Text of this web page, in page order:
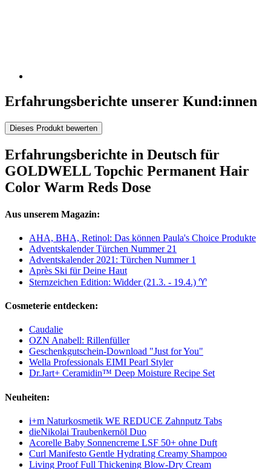
Erfahrungsberichte unserer Kund:innen
Dieses Produkt bewerten
Erfahrungsberichte in Deutsch für
GOLDWELL Topchic Permanent Hair
Color Warm Reds Dose
Aus unserem Magazin:
AHA, BHA, Retinol: Das können Paula's Choice Produkte
Adventskalender Türchen Nummer 21
Adventskalender 2021: Türchen Nummer 1
Après Ski für Deine Haut
Sternzeichen Edition: Widder (21.3. - 19.4.) ♈︎
Cosmeterie entdecken:
Caudalie
OZN Anabell: Rillenfüller
Geschenkgutschein-Download "Just for You"
Wella Professionals EIMI Pearl Styler
Dr.Jart+ Ceramidin™ Deep Moisture Recipe Set
Neuheiten:
i+m Naturkosmetik WE REDUCE Zahnputz Tabs
dieNikolai Traubenkernöl Duo
Acorelle Baby Sonnencreme LSF 50+ ohne Duft
Curl Manifesto Gentle Hydrating Creamy Shampoo
Living Proof Full Thickening Blow-Dry Cream